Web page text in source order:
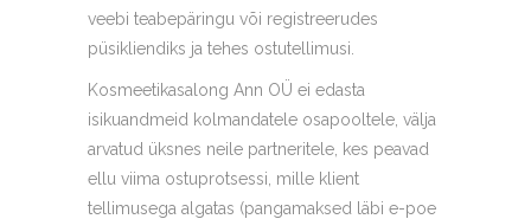
veebi teabepäringu või registreerudes
püsikliendiks ja tehes ostutellimusi.
Kosmeetikasalong Ann OÜ ei edasta
isikuandmeid kolmandatele osapooltele, välja
arvatud üksnes neile partneritele, kes peavad
ellu viima ostuprotsessi, mille klient
tellimusega algatas (pangamaksed läbi e-poe